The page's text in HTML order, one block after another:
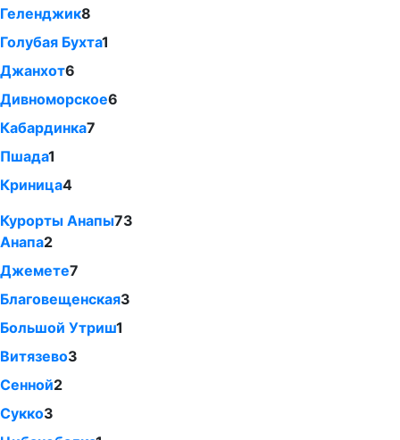
Геленджик8
Голубая Бухта1
Джанхот6
Дивноморское6
Кабардинка7
Пшада1
Криница4
Курорты Анапы73
Анапа2
Джемете7
Благовещенская3
Большой Утриш1
Витязево3
Сенной2
Сукко3